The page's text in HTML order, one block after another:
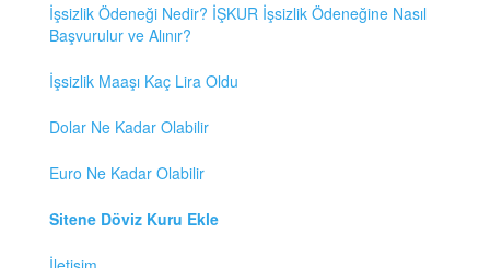
İşsizlik Ödeneği Nedir? İŞKUR İşsizlik Ödeneğine Nasıl
Başvurulur ve Alınır?
İşsizlik Maaşı Kaç Lira Oldu
Dolar Ne Kadar Olabilir
Euro Ne Kadar Olabilir
Sitene Döviz Kuru Ekle